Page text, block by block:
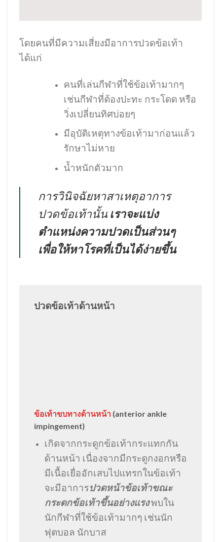
โดยคนที่มีความเสี่ยงมีอาการปวดข้อเท้า
ได้แก่
คนที่เล่นกีฬาที่ใช้ข้อเท้ามากๆ
เช่นกีฬาที่ต้องปะทะ กระโดด หรือ
วิ่งเปลี่ยนทิศบ่อยๆ
มีอุบัติเหตุทางข้อเท้ามาก่อนแล้ว
รักษาไม่หาย
น้ำหนักตัวมาก
การวินิจฉัยหาสาเหตุอาการ
ปวดข้อเท้านั้น เราจะแบ่ง
ตำแหน่งความปวดเป็นส่วนๆ
เพื่อให้หาโรคที่เป็นได้ง่ายขึ้น
ปวดข้อเท้าด้านหน้า
ข้อเท้าขบทางด้านหน้า (anterior ankle
impingement)
เกิดจากกระดูกข้อเท้ากระแทกกัน
ด้านหน้า เนื่องจากมีกระดูกงอกหรือ
มีเนื้อเยื่ออักเสบไปแทรกในข้อเท้า
จะมีอาการปวดหน้าข้อเท้าขณะ
กระดกข้อเท้าขึ้นอย่างแรงพบใน
นักกีฬาที่ใช้ข้อเท้ามากๆ เช่นนัก
ฟุตบอล นักบาส